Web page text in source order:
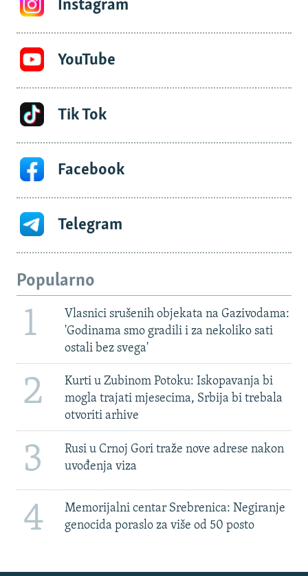
Instagram
YouTube
Tik Tok
Facebook
Telegram
Popularno
1
Vlasnici srušenih objekata na Gazivodama:
'Godinama smo gradili i za nekoliko sati
ostali bez svega'
2
Kurti u Zubinom Potoku: Iskopavanja bi
mogla trajati mjesecima, Srbija bi trebala
otvoriti arhive
3
Rusi u Crnoj Gori traže nove adrese nakon
uvođenja viza
4
Memorijalni centar Srebrenica: Negiranje
genocida poraslo za više od 50 posto